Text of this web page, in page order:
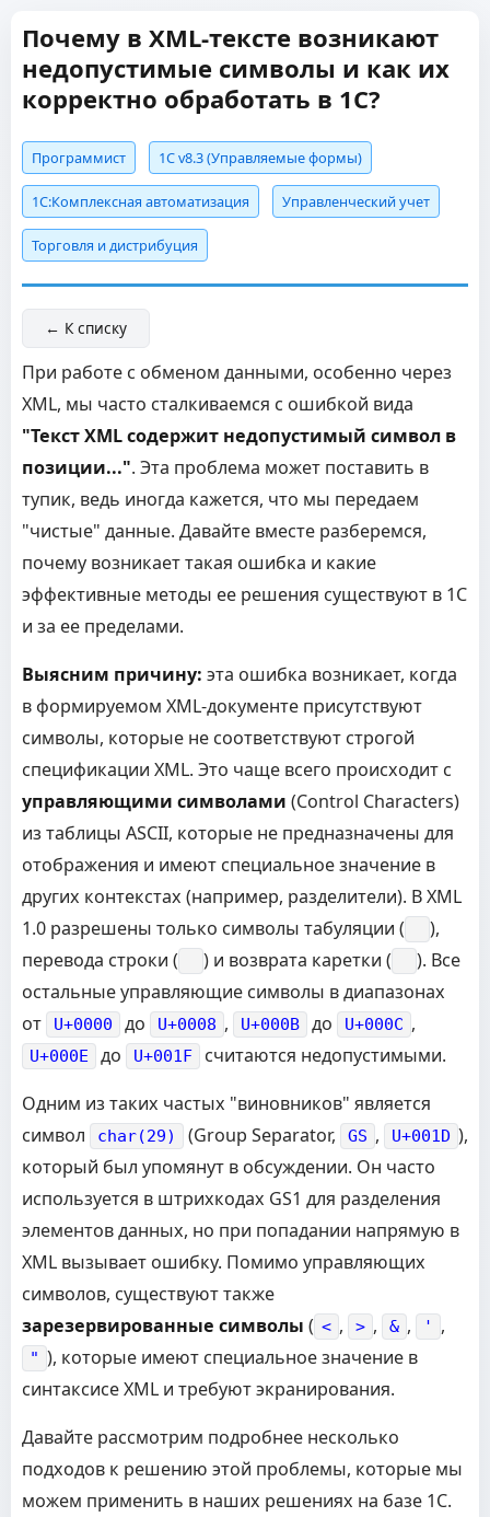
Почему в XML-тексте возникают
недопустимые символы и как их
корректно обработать в 1С?
Программист 1С v8.3 (Управляемые формы)
1С:Комплексная автоматизация Управленческий учет
Торговля и дистрибуция
← К списку
При работе с обменом данными, особенно через
XML, мы часто сталкиваемся с ошибкой вида
"Текст XML содержит недопустимый символ в
позиции...". Эта проблема может поставить в
тупик, ведь иногда кажется, что мы передаем
"чистые" данные. Давайте вместе разберемся,
почему возникает такая ошибка и какие
эффективные методы ее решения существуют в 1С
и за ее пределами.
Выясним причину: эта ошибка возникает, когда
в формируемом XML-документе присутствуют
символы, которые не соответствуют строгой
спецификации XML. Это чаще всего происходит с
управляющими символами (Control Characters)
из таблицы ASCII, которые не предназначены для
отображения и имеют специальное значение в
других контекстах (например, разделители). В XML
1.0 разрешены только символы табуляции (
),
перевода строки (
) и возврата каретки (
). Все
остальные управляющие символы в диапазонах
от
U+0000 до U+0008 , U+000B до U+000C ,
U+000E до U+001F
считаются недопустимыми.
Одним из таких частых "виновников" является
символ
char(29) (Group Separator, GS , U+001D ),
который был упомянут в обсуждении. Он часто
используется в штрихкодах GS1 для разделения
элементов данных, но при попадании напрямую в
XML вызывает ошибку. Помимо управляющих
символов, существуют также
зарезервированные символы ( < , > , & , ' ,
" ), которые имеют специальное значение в
синтаксисе XML и требуют экранирования.
Давайте рассмотрим подробнее несколько
подходов к решению этой проблемы, которые мы
можем применить в наших решениях на базе 1С.